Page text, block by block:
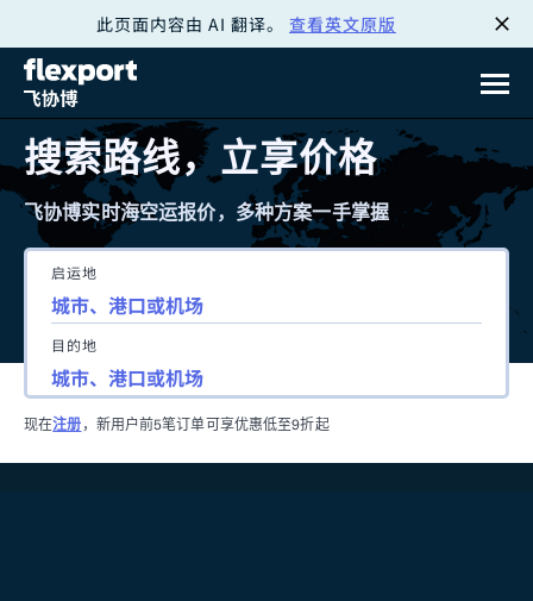
此页面内容由 AI 翻译。 查看英文原版
搜索路线，立享价格
飞协博实时海空运报价，多种方案一手掌握
启运地
目的地
现在注册 ，新用户前5笔订单可享优惠低至9折起